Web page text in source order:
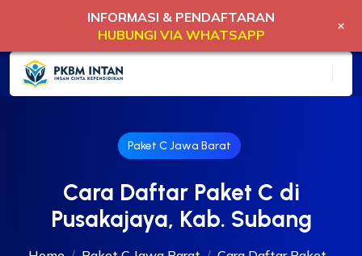
Paket C Jawa Barat
Cara Daftar Paket C di
Pusakajaya, Kab. Subang
INFORMASI & PENDAFTARAN
HUBUNGI VIA WHATSAPP
+